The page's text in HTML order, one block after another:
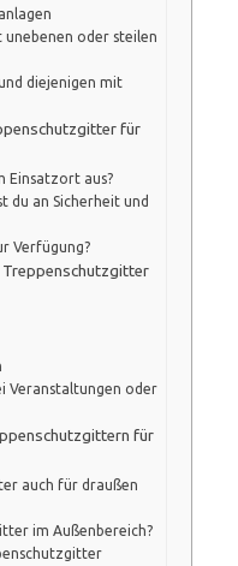
unebenen oder steilen
diejenigen mit
für
Einsatzort aus?
du an Sicherheit und
Verfügung?
Veranstaltungen oder
für
auch für draußen
im Außenbereich?